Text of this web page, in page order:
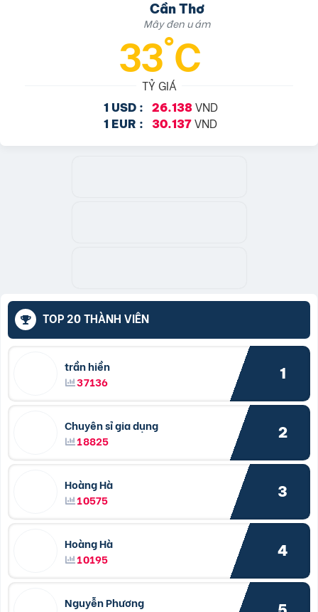
Cần Thơ
Mây đen u ám
33°C
TỶ GIÁ
1 USD : 26.138VND
1 EUR : 30.137 VND
TOP 20 THÀNH VIÊN
trần hiền
37136
1
Chuyên sỉ gia dụng
18825
2
Hoàng Hà
10575
3
Hoàng Hà
10195
4
Nguyễn Phương